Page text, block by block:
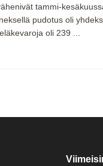
tammi-
pudotus oli
oli 239 ...